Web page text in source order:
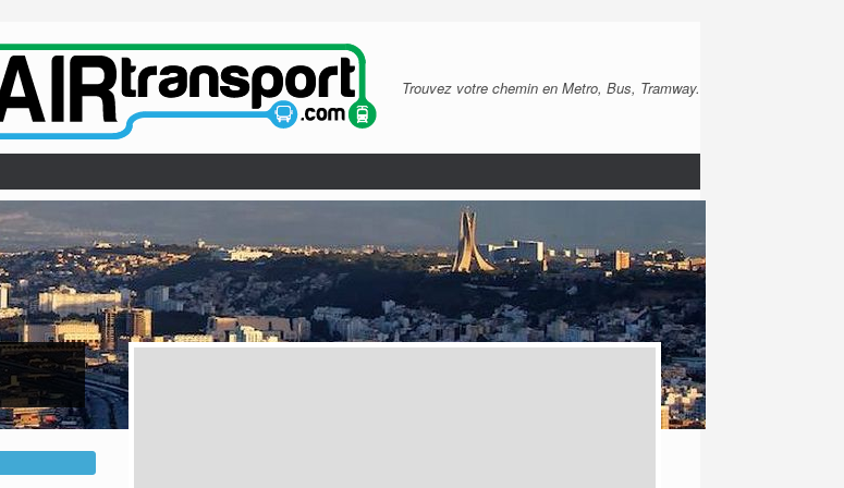
Trouvez votre chemin en Metro, Bus, Tramway.